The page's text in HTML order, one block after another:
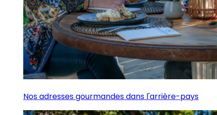
Nos adresses gourmandes dans l'arrière-pays